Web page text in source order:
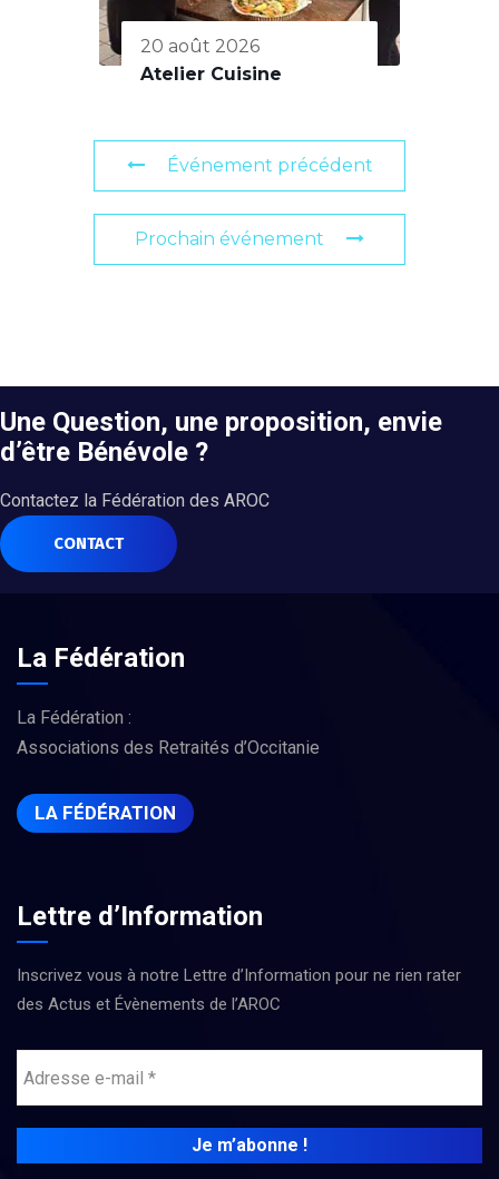
20 août 2026
Atelier Cuisine
Événement précédent
Prochain événement
Une Question, une proposition, envie
d’être Bénévole ?
Contactez la Fédération des AROC
CONTACT
La Fédération
La Fédération :
Associations des Retraités d’Occitanie
LA FÉDÉRATION
Lettre d’Information
Inscrivez vous à notre Lettre d’Information pour ne rien rater
des Actus et Évènements de l’AROC